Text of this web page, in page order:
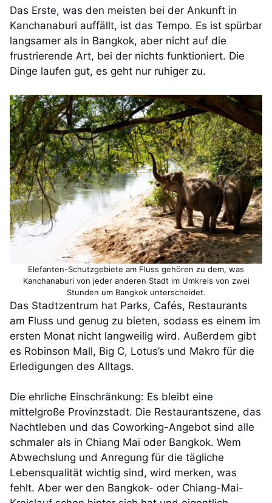
Das Erste, was den meisten bei der Ankunft in
Kanchanaburi auffällt, ist das Tempo. Es ist spürbar
langsamer als in Bangkok, aber nicht auf die
frustrierende Art, bei der nichts funktioniert. Die
Dinge laufen gut, es geht nur ruhiger zu.
Elefanten-Schutzgebiete am Fluss gehören zu dem, was
Kanchanaburi von jeder anderen Stadt im Umkreis von zwei
Stunden um Bangkok unterscheidet.
Das Stadtzentrum hat Parks, Cafés, Restaurants
am Fluss und genug zu bieten, sodass es einem im
ersten Monat nicht langweilig wird. Außerdem gibt
es Robinson Mall, Big C, Lotus’s und Makro für die
Erledigungen des Alltags.
Die ehrliche Einschränkung: Es bleibt eine
mittelgroße Provinzstadt. Die Restaurantszene, das
Nachtleben und das Coworking-Angebot sind alle
schmaler als in Chiang Mai oder Bangkok. Wem
Abwechslung und Anregung für die tägliche
Lebensqualität wichtig sind, wird merken, was
fehlt. Aber wer den Bangkok- oder Chiang-Mai-